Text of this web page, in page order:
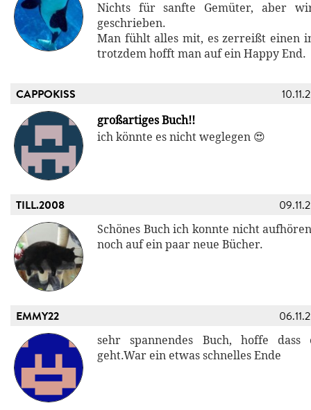
Nichts für sanfte Gemüter, aber
geschrieben.
Man fühlt alles mit, es zerreißt einen
trotzdem hofft man auf ein Happy End.
CAPPOKISS
großartiges Buch!!
ich könnte es nicht weglegen 😍
TILL.2008
Schönes Buch ich konnte nicht
noch auf ein paar neue Bücher.
EMMY22
sehr spannendes Buch, hoffe
geht.War ein etwas schnelles Ende